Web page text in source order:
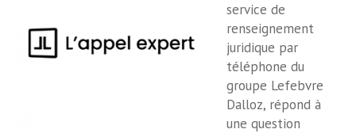
service de
renseignement
juridique par
téléphone du
groupe Lefebvre
Dalloz, répond à
une question